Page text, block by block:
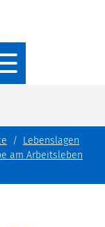
Lebenslagen
am Arbeitsleben